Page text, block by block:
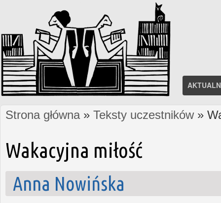
Jesteś tutaj
Strona główna» Teksty uczestników»
Wakacyjna miłość
Anna Nowińska